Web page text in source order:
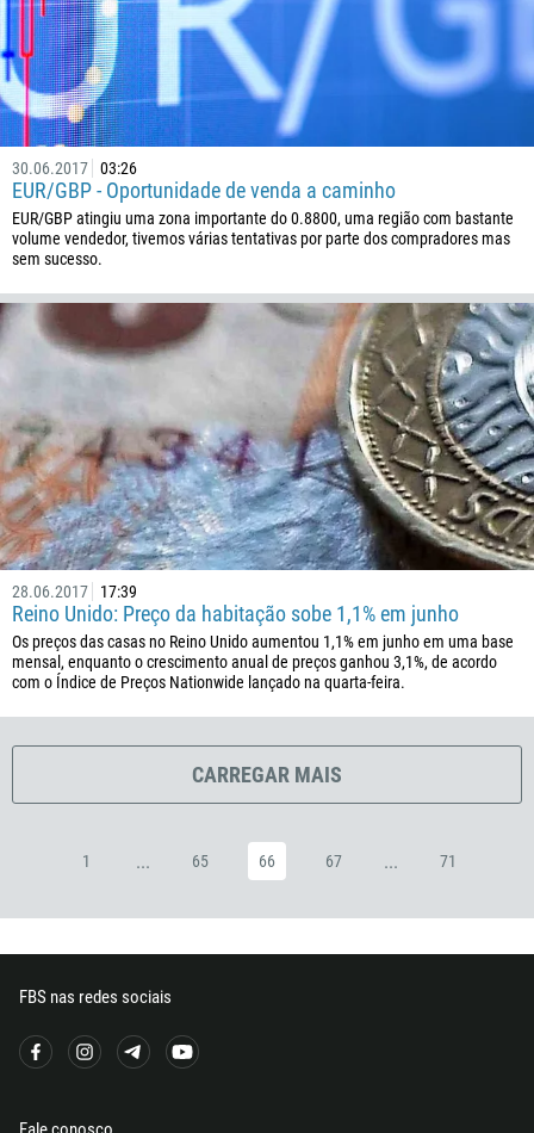
30.06.2017 03:26
EUR/GBP - Oportunidade de venda a caminho
EUR/GBP atingiu uma zona importante do 0.8800, uma região com bastante
volume vendedor, tivemos várias tentativas por parte dos compradores mas
sem sucesso.
28.06.2017 17:39
Reino Unido: Preço da habitação sobe 1,1% em junho
Os preços das casas no Reino Unido aumentou 1,1% em junho em uma base
mensal, enquanto o crescimento anual de preços ganhou 3,1%, de acordo
com o Índice de Preços Nationwide lançado na quarta-feira.
CARREGAR MAIS
1 ... 65 66 67 ... 71
FBS nas redes sociais
242
243
682
506
225
385
53
420
45
1767
1809
593
20
503
240
291
372
500
594
689
241
220
995